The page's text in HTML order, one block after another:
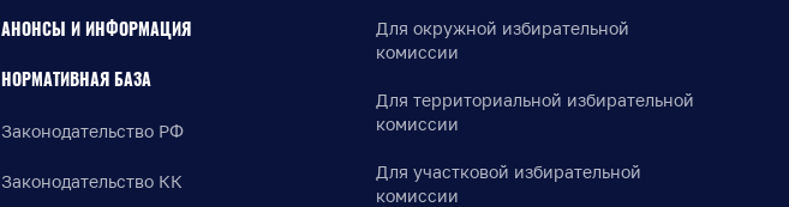
АНОНСЫ И ИНФОРМАЦИЯ
НОРМАТИВНАЯ БАЗА
Законодательство РФ
Законодательство КК
Для окружной избирательной
комиссии
Для территориальной избирательной
комиссии
Для участковой избирательной
комиссии